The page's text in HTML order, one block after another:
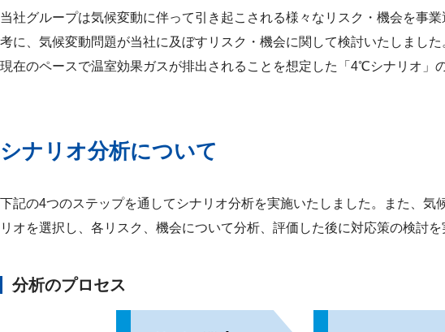
当社グループは気候変動に伴って引き起こされる様々なリスク・機会を事
考に、気候変動問題が当社に及ぼすリスク・機会に関して検討いたしまし
現在のペースで温室効果ガスが排出されることを想定した「4℃シナリオ」
シナリオ分析について
下記の4つのステップを通してシナリオ分析を実施いたしました。また、
リオを選択し、各リスク、機会について分析、評価した後に対応策の検討を
分析のプロセス